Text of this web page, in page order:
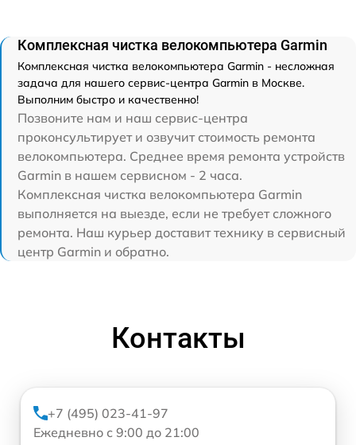
Комплексная чистка велокомпьютера Garmin
Комплексная чистка велокомпьютера Garmin - несложная
задача для нашего сервис-центра Garmin в Москве.
Выполним быстро и качественно!
Позвоните нам и наш сервис-центра
проконсультирует и озвучит стоимость ремонта
велокомпьютера. Среднее время ремонта устройств
Garmin в нашем сервисном - 2 часа.
Комплексная чистка велокомпьютера Garmin
выполняется на выезде, если не требует сложного
ремонта. Наш курьер доставит технику в сервисный
центр Garmin и обратно.
Контакты
+7 (495) 023-41-97
Ежедневно с 9:00 до 21:00